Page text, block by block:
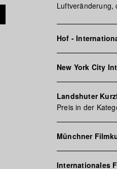
Luftveränderung,
Hof -
New York City
Landshuter
Preis in der
Münchner
Internationales